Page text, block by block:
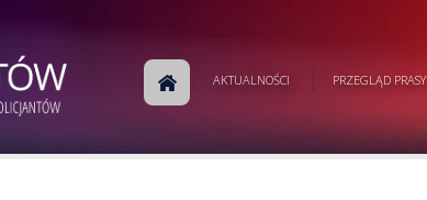
AKTUALNOŚCI PRZEGLĄD PRASY